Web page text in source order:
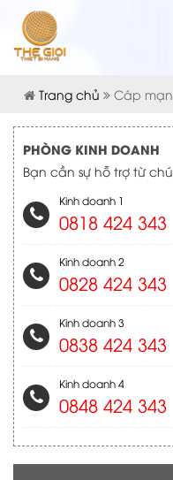
Trang chủ Cáp
PHÒNG KINH DOANH
Bạn cần sự hỗ trợ từ
Kinh doanh 1
0818 424 343
Kinh doanh 2
0828 424 343
Kinh doanh 3
0838 424 343
Kinh doanh 4
0848 424 343